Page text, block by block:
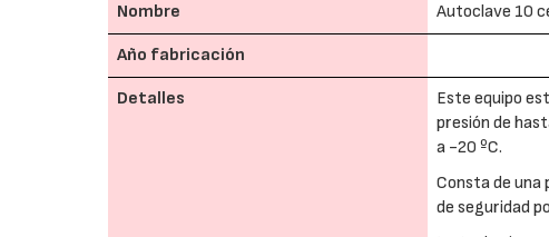
Nombre Autoclave 10
Año fabricación
Detalles
Este equipo
presión de
a -20 ºC.
Consta de
de seguridad